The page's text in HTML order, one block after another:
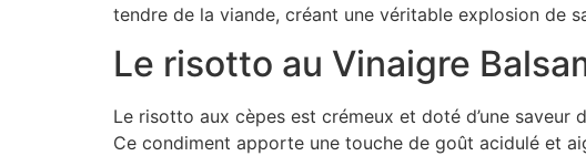
tendre de la viande, créant une véritable explosion de
Le risotto au Vinaigre
Le risotto aux cèpes est crémeux et doté d’une
Ce condiment apporte une touche de goût acidulé et